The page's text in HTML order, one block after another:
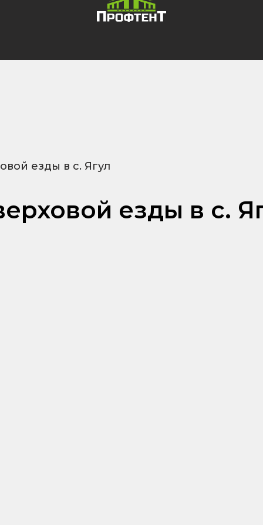
езды в с. Ягул
езды в с.